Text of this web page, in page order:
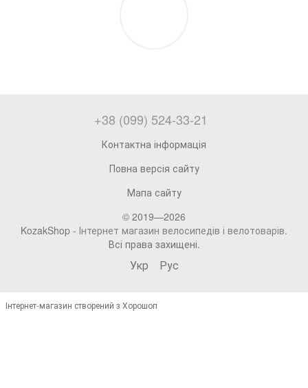
+38 (099) 524-33-21
Контактна інформація
Повна версія сайту
Мапа сайту
© 2019—2026
KozakShop - Інтернет магазин велосипедів і велотоварів.
Всі права захищені.
Укр Рус
Інтернет-магазин створений з Хорошоп